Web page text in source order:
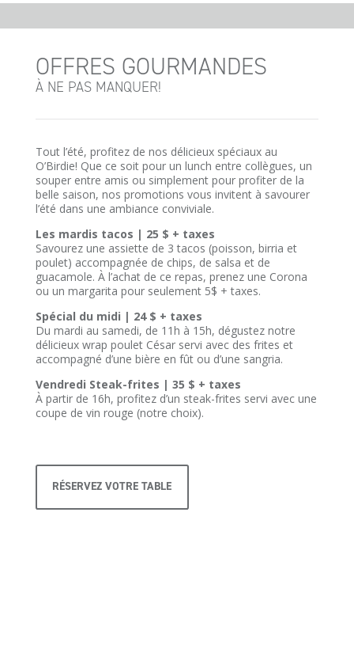
OFFRES GOURMANDES
À NE PAS MANQUER!
Tout l’été, profitez de nos délicieux spéciaux au
O’Birdie! Que ce soit pour un lunch entre collègues, un
souper entre amis ou simplement pour profiter de la
belle saison, nos promotions vous invitent à savourer
l’été dans une ambiance conviviale.
Les mardis tacos | 25 $ + taxes
Savourez une assiette de 3 tacos (poisson, birria et
poulet) accompagnée de chips, de salsa et de
guacamole. À l’achat de ce repas, prenez une Corona
ou un margarita pour seulement 5$ + taxes.
Spécial du midi | 24 $ + taxes
Du mardi au samedi, de 11h à 15h, dégustez notre
délicieux wrap poulet César servi avec des frites et
accompagné d’une bière en fût ou d’une sangria.
Vendredi Steak-frites | 35 $ + taxes
À partir de 16h, profitez d’un steak-frites servi avec une
coupe de vin rouge (notre choix).
RÉSERVEZ VOTRE TABLE